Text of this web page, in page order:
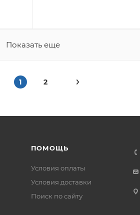
Показать еще
1 2
ПОМОЩЬ
Условия оплаты
Условия доставки
Поиск по сайту